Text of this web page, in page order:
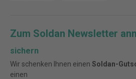
Zum Soldan Newsletter
sichern
Wir schenken Ihnen einen Soldan-
einen